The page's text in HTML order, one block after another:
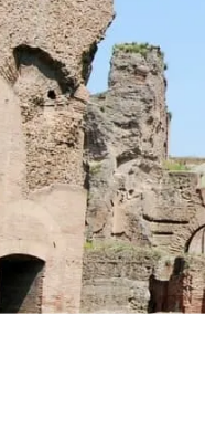
北マケドニア